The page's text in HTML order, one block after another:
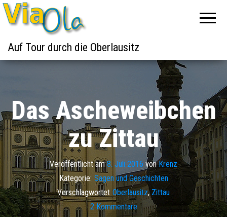
Auf Tour durch die Oberlausitz
Das Ascheweibchen
zu Zittau
Veröffentlicht am8. Juli 2016 vonKrenz
Kategorie: Sagen und Geschichten
Verschlagwortet Oberlausitz,Zittau
2 Kommentare